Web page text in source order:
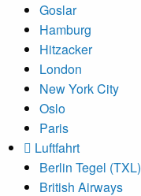
Goslar
Hamburg
Hitzacker
London
New York City
Oslo
Paris
Luftfahrt
Berlin Tegel (TXL)
British Airways